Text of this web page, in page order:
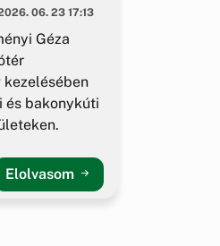
06. 23 17:13
Géza
kezelésében
és bakonykúti
Elolvasom